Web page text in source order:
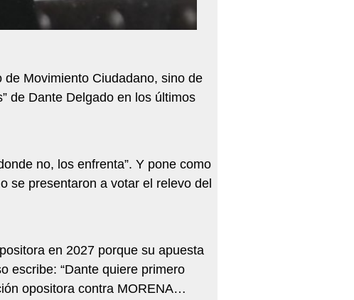
Movimiento Ciudadano, sino de
de Dante Delgado en los últimos
no, los enfrenta”. Y pone como
se presentaron a votar el relevo del
en 2027 porque su apuesta
escribe: “Dante quiere primero
opositora contra MORENA…